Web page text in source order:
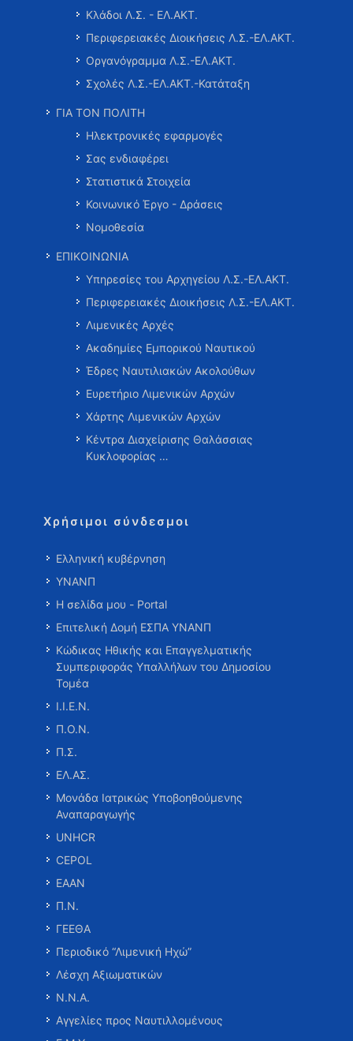
Κλάδοι Λ.Σ. - ΕΛ.ΑΚΤ.
Περιφερειακές Διοικήσεις Λ.Σ.-ΕΛ.ΑΚΤ.
Οργανόγραμμα Λ.Σ.-ΕΛ.ΑΚΤ.
Σχολές Λ.Σ.-ΕΛ.ΑΚΤ.-Κατάταξη
ΓΙΑ ΤΟΝ ΠΟΛΙΤΗ
Ηλεκτρονικές εφαρμογές
Σας ενδιαφέρει
Στατιστικά Στοιχεία
Κοινωνικό Έργο - Δράσεις
Νομοθεσία
ΕΠΙΚΟΙΝΩΝΙΑ
Υπηρεσίες του Αρχηγείου Λ.Σ.-ΕΛ.ΑΚΤ.
Περιφερειακές Διοικήσεις Λ.Σ.-ΕΛ.ΑΚΤ.
Λιμενικές Αρχές
Ακαδημίες Εμπορικού Ναυτικού
Έδρες Ναυτιλιακών Ακολούθων
Ευρετήριο Λιμενικών Αρχών
Χάρτης Λιμενικών Αρχών
Κέντρα Διαχείρισης Θαλάσσιας
Κυκλοφορίας …
Χρήσιμοι σύνδεσμοι
Ελληνική κυβέρνηση
ΥΝΑΝΠ
Η σελίδα μου - Portal
Επιτελική Δομή ΕΣΠΑ ΥΝΑΝΠ
Κώδικας Ηθικής και Επαγγελματικής
Συμπεριφοράς Υπαλλήλων του Δημοσίου
Τομέα
Ι.Ι.Ε.Ν.
Π.Ο.Ν.
Π.Σ.
ΕΛ.ΑΣ.
Μονάδα Ιατρικώς Υποβοηθούμενης
Αναπαραγωγής
UNHCR
CEPOL
ΕΑΑΝ
Π.Ν.
ΓΕΕΘΑ
Περιοδικό “Λιμενική Ηχώ”
Λέσχη Αξιωματικών
Ν.Ν.Α.
Αγγελίες προς Ναυτιλλομένους